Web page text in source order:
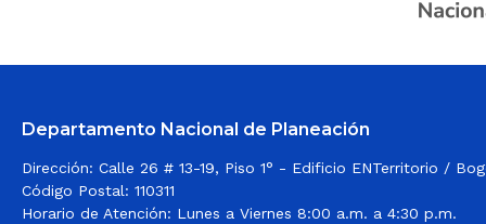
Departamento Nacional de Planeación
Dirección: Calle 26 # 13-19, Piso 1° - Edificio ENTerritorio /
Código Postal: 110311
Horario de Atención: Lunes a Viernes 8:00 a.m. a 4:30 p.m.